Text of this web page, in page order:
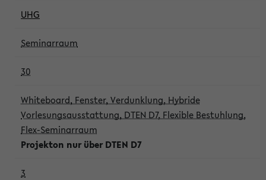
UHG
Seminarraum
30
Whiteboard, Fenster, Verdunklung, Hybride
Vorlesungsausstattung, DTEN D7, Flexible Bestuhlung,
Flex-Seminarraum
Projekton nur über DTEN D7
3